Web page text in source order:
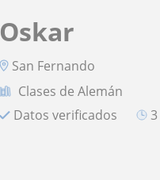
Oskar
San Fernando
Clases de Alemán
Datos verificados